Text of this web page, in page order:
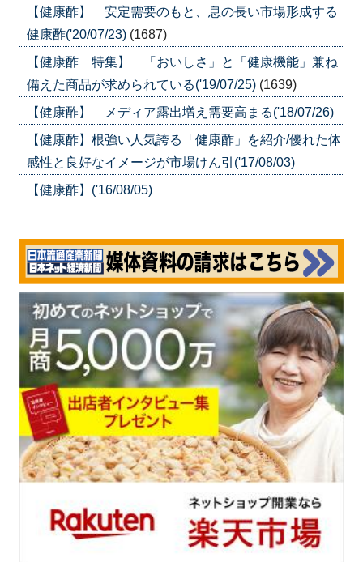
【健康酢】 安定需要のもと、息の長い市場形成する
健康酢('20/07/23) (1687)
【健康酢 特集】 「おいしさ」と「健康機能」兼ね
備えた商品が求められている('19/07/25) (1639)
【健康酢】 メディア露出増え需要高まる('18/07/26)
【健康酢】根強い人気誇る「健康酢」を紹介/優れた体
感性と良好なイメージが市場けん引('17/08/03)
【健康酢】('16/08/05)